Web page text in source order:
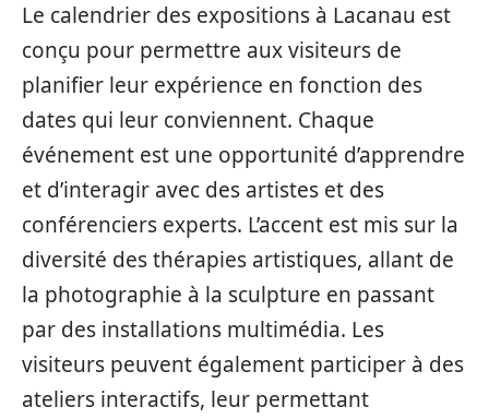
Le calendrier des expositions à Lacanau est
conçu pour permettre aux visiteurs de
planifier leur expérience en fonction des
dates qui leur conviennent. Chaque
événement est une opportunité d’apprendre
et d’interagir avec des artistes et des
conférenciers experts. L’accent est mis sur la
diversité des thérapies artistiques, allant de
la photographie à la sculpture en passant
par des installations multimédia. Les
visiteurs peuvent également participer à des
ateliers interactifs, leur permettant